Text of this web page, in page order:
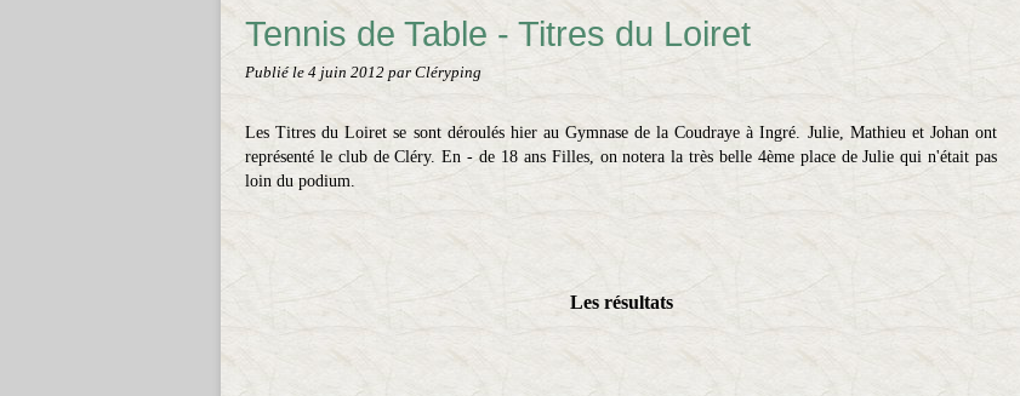
Tennis de Table - Titres du Loiret
Publié le 4 juin 2012 par Cléryping
Les Titres du Loiret se sont déroulés hier au Gymnase de la Coudraye à Ingré. Julie, Mathieu et Johan ont
représenté le club de Cléry. En - de 18 ans Filles, on notera la très belle 4ème place de Julie qui n'était pas
loin du podium.
Les résultats